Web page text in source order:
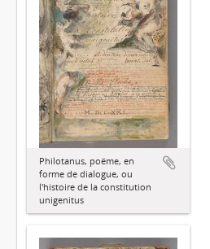
Philotanus, poëme, en
forme de dialogue, ou
l'histoire de la constitution
unigenitus